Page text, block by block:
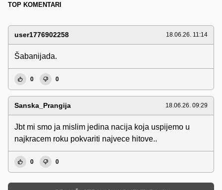
TOP KOMENTARI
user1776902258 18.06.26. 11:14
Šabanijada.
0 0
Sanska_Prangija 18.06.26. 09:29
Jbt mi smo ja mislim jedina nacija koja uspijemo u
najkracem roku pokvariti najvece hitove..
0 0